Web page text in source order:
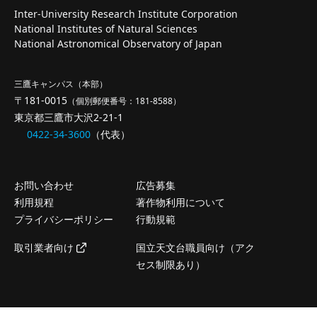
Inter-University Research Institute Corporation
National Institutes of Natural Sciences
National Astronomical Observatory of Japan
三鷹キャンパス（本部）
〒181-0015 （個別郵便番号：181-8588）
東京都三鷹市大沢2-21-1
0422-34-3600 （代表）
お問い合わせ
広告募集
利用規程
著作物利用について
プライバシーポリシー
行動規範
取引業者向け
国立天文台職員向け（アク
セス制限あり）